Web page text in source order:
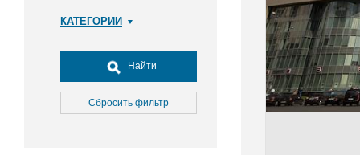
КАТЕГОРИИ
Досуг, туризм и отдых
Культура
Медицина
Найти
Сбросить фильтр